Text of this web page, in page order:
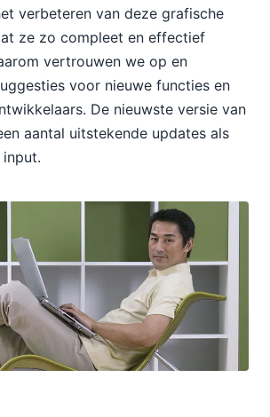
verbeteren van deze grafische
ze zo compleet en effectief
vertrouwen we op en
voor nieuwe functies en
De nieuwste versie van
aantal uitstekende updates als